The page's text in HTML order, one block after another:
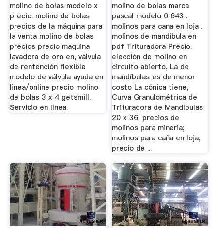
molino de bolas modelo x
precio. molino de bolas
precios de la máquina para
la venta molino de bolas
precios precio maquina
lavadora de oro en, válvula
de rentención flexible
modelo de válvula ayuda en
linea/online precio molino
de bolas 3 x 4 getsmill.
Servicio en línea.
molino de bolas marca
pascal modelo 0 643 .
molinos para cana en loja .
molinos de mandibula en
pdf Trituradora Precio.
elección de molino en
circuito abierto, La de
mandíbulas es de menor
costo La cónica tiene,
Curva Granulométrica de
Trituradora de Mandíbulas
20 x 36, precios de
molinos para mineria;
molinos para caña en loja;
precio de ...